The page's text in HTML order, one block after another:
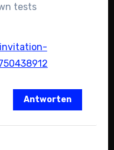
tests
Antworten